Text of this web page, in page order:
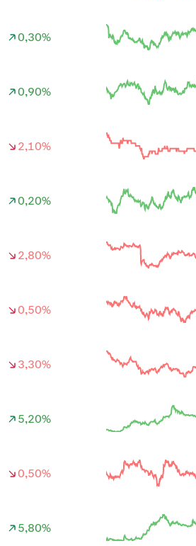
0,30%
0,90%
2,10%
0,20%
2,80%
0,50%
3,30%
5,20%
0,50%
5,80%